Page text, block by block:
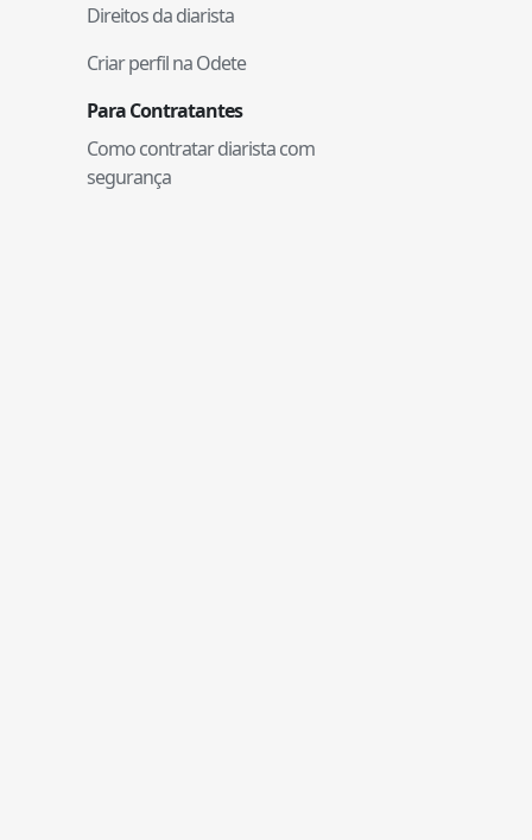
Direitos da diarista
Criar perfil na Odete
Para Contratantes
Como contratar diarista com
segurança